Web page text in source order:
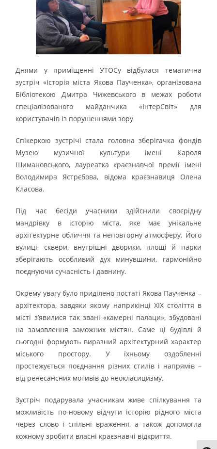
Днями у приміщенні УТОСу відбулася тематична
зустріч «Історія міста Якова Паученка», організована
Бібліотекою Дмитра Чижевського в межах роботи
спеціалізованого майданчика «ІнтерСвіт» для
користувачів із порушеннями зору
Спікеркою зустрічі стала головна зберігачка фондів
Музею музичної культури імені Кароля
Шимановського, лауреатка краєзнавчої премії імені
Володимира Ястрєбова, відома краєзнавиця Олена
Класова.
Під час бесіди учасники здійснили своєрідну
мандрівку в історію міста, яке має унікальне
архітектурне обличчя та неповторну атмосферу. Його
вулиці, сквери, внутрішні дворики, площі й парки
зберігають особливий дух минувшини, гармонійно
поєднуючи сучасність і давнину.
Окрему увагу було приділено постаті Якова Паученка –
архітектора, завдяки якому наприкінці ХІХ століття в
місті з’явилися так звані «камерні палаци», збудовані
на замовлення заможних містян. Саме ці будівлі й
сьогодні формують виразний архітектурний характер
міського простору. У їхньому оздобленні
простежується поєднання різних стилів і напрямів –
від ренесансних мотивів до неокласицизму.
Зустріч подарувала учасникам живе спілкування та
можливість по-новому відчути історію рідного міста
через слово і спільні враження, а також допомогла
кожному зробити власні краєзнавчі відкриття.